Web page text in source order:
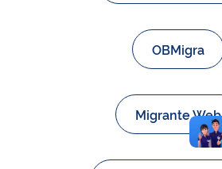
OBMigra
Migrante Web